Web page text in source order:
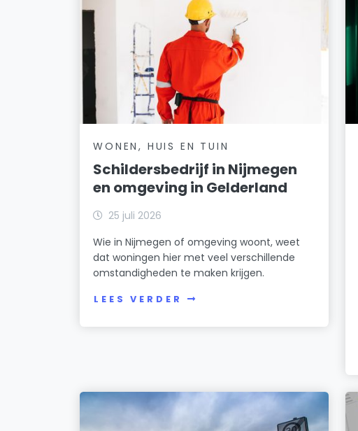
WONEN, HUIS EN TUIN
Schildersbedrijf in Nijmegen
en omgeving in Gelderland
25 juli 2026
Wie in Nijmegen of omgeving woont, weet
dat woningen hier met veel verschillende
omstandigheden te maken krijgen.
LEES VERDER